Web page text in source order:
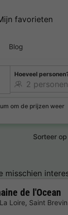
favorieten
Blog
om de prijzen weer
Hoeveel
Sorteer op
de l'Ocean
Loire, Saint